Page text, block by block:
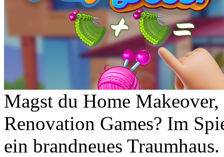
Magst du Home
Renovation Games? Im
ein brandneues Traumhaus.